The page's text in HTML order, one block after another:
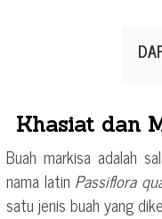
Khasiat dan
Buah markisa adalah
nama latin Passiflora
satu jenis buah yang